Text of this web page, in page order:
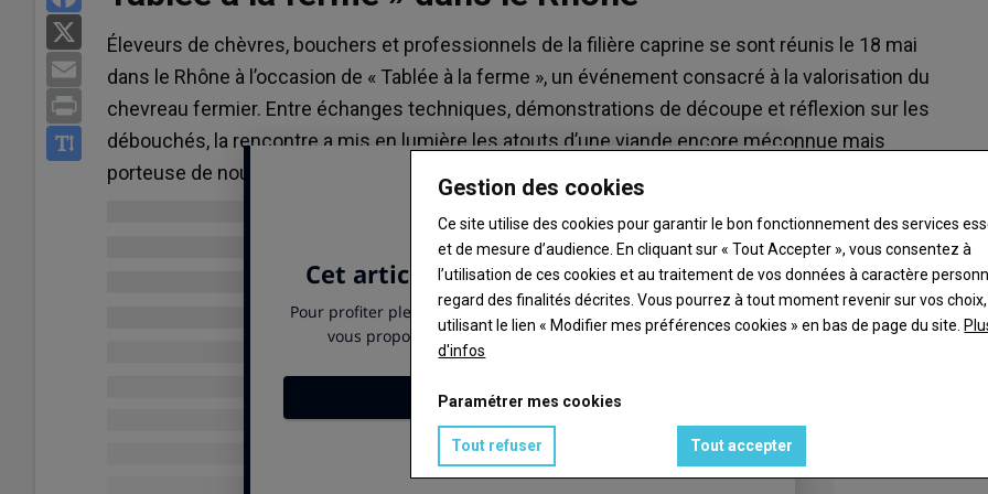
Email
Print
Éleveurs de chèvres, bouchers et professionnels de la filière caprine se sont réunis le 18 mai
dans le Rhône à l’occasion de « Tablée à la ferme », un événement consacré à la valorisation du
chevreau fermier. Entre échanges techniques, démonstrations de découpe et réflexion sur les
débouchés, la rencontre a mis en lumière les atouts d’une viande encore méconnue mais
porteuse de nouvelles opportunités pour la filière.
Gestion des cookies
Ce site utilise des cookies pour garantir le bon fonctionnement des services
et de mesure d’audience. En cliquant sur « Tout Accepter », vous consentez à
l’utilisation de ces cookies et au traitement de vos données à caractère
regard des finalités décrites. Vous pourrez à tout moment revenir sur vos
utilisant le lien « Modifier mes préférences cookies » en bas de page du site.
d'infos
Paramétrer mes cookies
Tout refuser Tout accepter